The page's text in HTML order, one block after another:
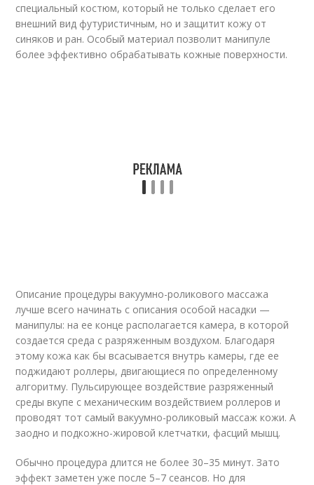
специальный костюм, который не только сделает его
внешний вид футуристичным, но и защитит кожу от
синяков и ран. Особый материал позволит манипуле
более эффективно обрабатывать кожные поверхности.
Описание процедуры вакуумно-роликового массажа
лучше всего начинать с описания особой насадки —
манипулы: на ее конце располагается камера, в которой
создается среда с разряженным воздухом. Благодаря
этому кожа как бы всасывается внутрь камеры, где ее
поджидают роллеры, двигающиеся по определенному
алгоритму. Пульсирующее воздействие разряженный
среды вкупе с механическим воздействием роллеров и
проводят тот самый вакуумно-роликовый массаж кожи. А
заодно и подкожно-жировой клетчатки, фасций мышц.
Обычно процедура длится не более 30–35 минут. Зато
эффект заметен уже после 5–7 сеансов. Но для